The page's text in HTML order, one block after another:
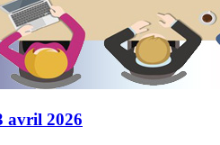
avril 2026